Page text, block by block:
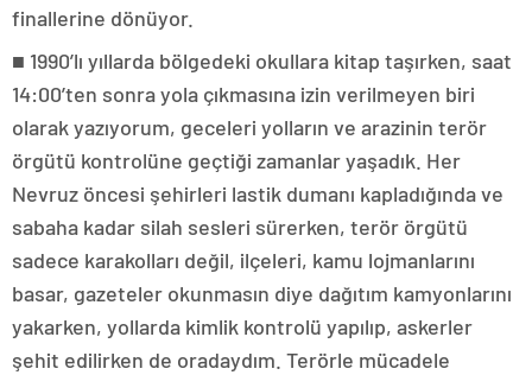
finallerine dönüyor.
■ 1990’lı yıllarda bölgedeki okullara kitap taşırken, saat
14:00’ten sonra yola çıkmasına izin verilmeyen biri
olarak yazıyorum, geceleri yolların ve arazinin terör
örgütü kontrolüne geçtiği zamanlar yaşadık. Her
Nevruz öncesi şehirleri lastik dumanı kapladığında ve
sabaha kadar silah sesleri sürerken, terör örgütü
sadece karakolları değil, ilçeleri, kamu lojmanlarını
basar, gazeteler okunmasın diye dağıtım kamyonlarını
yakarken, yollarda kimlik kontrolü yapılıp, askerler
şehit edilirken de oradaydım. Terörle mücadele